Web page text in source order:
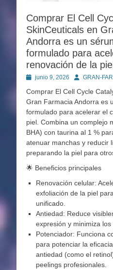
Comprar El Cell
SkinCeuticals en
Andorra es un
formulado para
renovación de la
Publicado
junio 9, 2026 AutorGRAN-
Comprar El Cell Cycle
Gran Farmacia Andorra es
formulado para acelerar el
piel. Combina un complejo
BHA) con taurina al 1 %
atenuar manchas y reducir
preparando la piel para
🌟 Beneficios principales
Renovación celular:
exfoliación de la piel
unificado.
Antiedad: Reduce
expresión y minimiza los
Potenciador: Funciona
para potenciar la
antiedad (como el
peelings profesionales.